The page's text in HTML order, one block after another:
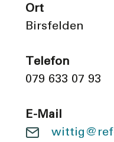
Ort
Birsfelden
Telefon
079 633 07 93
E-Mail